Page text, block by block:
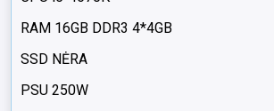
RAM 16GB DDR3 4*4GB
SSD NĖRA
PSU 250W